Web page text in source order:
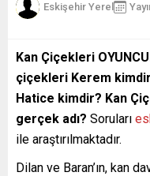
Eskişehir Yerel
Kan Çiçekleri
çiçekleri Kerem
Hatice kimdir? Kan
gerçek adı? Soruları
ile araştırılmaktadır.
Dilan ve Baran’ın, kan